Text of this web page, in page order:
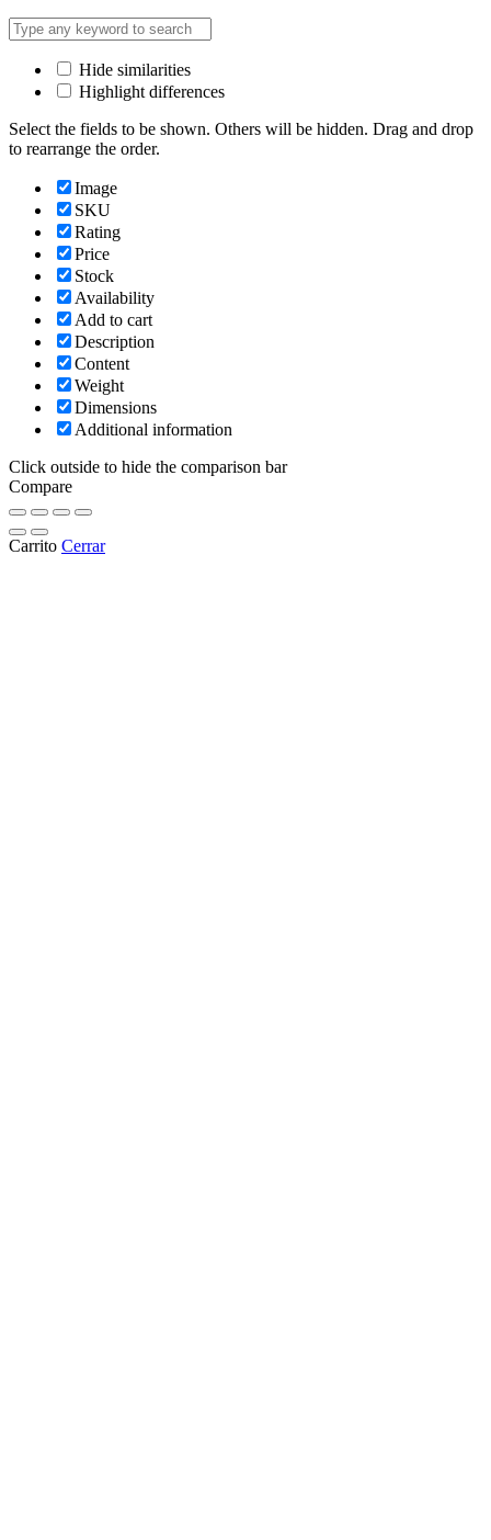
Hide similarities
Highlight differences
Select the fields to be shown. Others will be hidden. Drag and drop
to rearrange the order.
Image
SKU
Rating
Price
Stock
Availability
Add to cart
Description
Content
Weight
Dimensions
Additional information
Click outside to hide the comparison bar
Compare
Carrito Cerrar